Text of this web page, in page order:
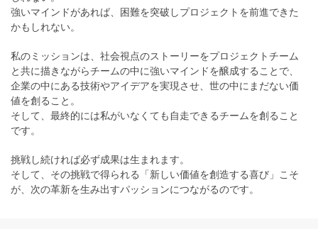
強いマインドがあれば、困難を突破しプロジェクトを前進できた
かもしれない。
私のミッションは、社会視点のストーリーをプロジェクトチーム
と共に描きながらチームの中に強いマインドを醸成することで、
企業の中にある技術やアイデアを実現させ、世の中にまだない価
値を創ること。
そして、最終的には私がいなくても自走できるチームを創ること
です。
挑戦し続ければ必ず成果は生まれます。
そして、その挑戦で得られる「新しい価値を創造する喜び」こそ
が、次の革新を生み出すパッションにつながるのです。